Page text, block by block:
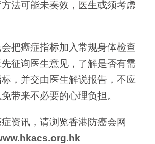
法可能未奏效，医生或须考虑
把癌症指标加入常规身体检查
征询医生意见，了解是否有需
，并交由医生解说报告，不应
带来不必要的心理负担。
资讯，请浏览香港防癌会网